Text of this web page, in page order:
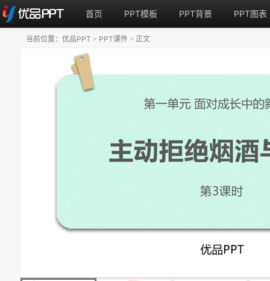
首页 PPT模板 PPT背景 PPT图表
当前位置： 优品PPT > PPT课件 > 正文